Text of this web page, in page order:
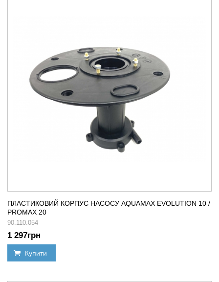
ПЛАСТИКОВИЙ КОРПУС НАСОСУ AQUAMAX EVOLUTION 10 /
PROMAX 20
90.110.054
1 297грн
Купити